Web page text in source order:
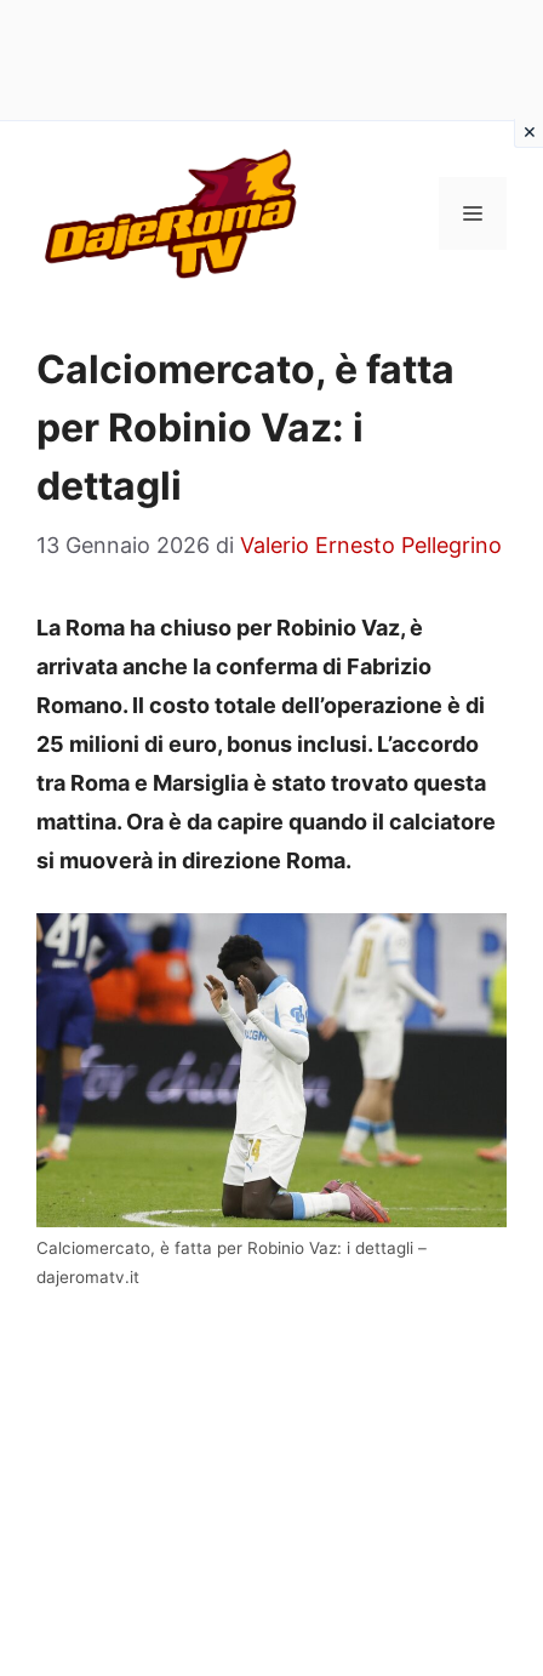
contenuto
MENU
Calciomercato, è fatta
per Robinio Vaz: i
dettagli
13 Gennaio 2026 di Valerio Ernesto Pellegrino
La Roma ha chiuso per Robinio Vaz, è
arrivata anche la conferma di Fabrizio
Romano. Il costo totale dell’operazione è di
25 milioni di euro, bonus inclusi. L’accordo
tra Roma e Marsiglia è stato trovato questa
mattina. Ora è da capire quando il calciatore
si muoverà in direzione Roma.
Calciomercato, è fatta per Robinio Vaz: i dettagli –
dajeromatv.it